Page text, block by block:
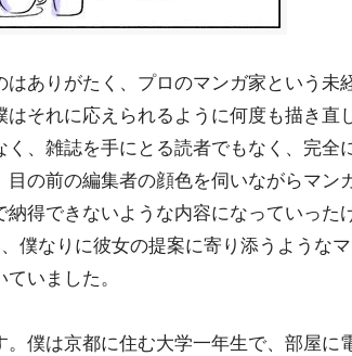
ありがたく、プロのマンガ家という未
それに応えられるように何度も描き直
、雑誌を手にとる読者でもなく、完全
の前の編集者の顔色を伺いながらマン
得できないような内容になっていった
僕なりに彼女の提案に寄り添うような
いました。
僕は京都に住む大学一年生で、部屋に